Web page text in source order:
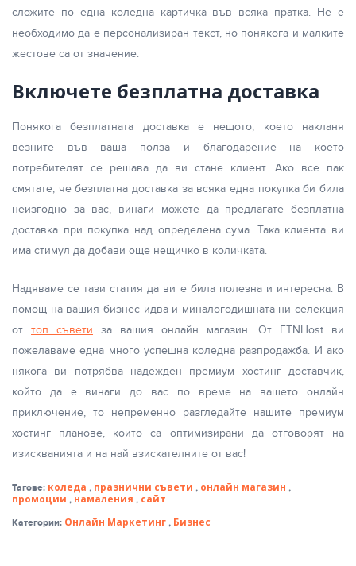
сложите по една коледна картичка във всяка пратка. Не е
необходимо да е персонализиран текст, но понякога и малките
жестове са от значение.
Включете безплатна доставка
Понякога безплатната доставка е нещото, което накланя
везните във ваша полза и благодарение на което
потребителят се решава да ви стане клиент. Ако все пак
смятате, че безплатна доставка за всяка една покупка би била
неизгодно за вас, винаги можете да предлагате безплатна
доставка при покупка над определена сума. Така клиента ви
има стимул да добави още нещичко в количката.
Надяваме се тази статия да ви е била полезна и интересна. В
помощ на вашия бизнес идва и миналогодишната ни селекция
от топ съвети за вашия онлайн магазин. От ETNHost ви
пожелаваме една много успешна коледна разпродажба. И ако
някога ви потрябва надежден премиум хостинг доставчик,
който да е винаги до вас по време на вашето онлайн
приключение, то непременно разгледайте нашите премиум
хостинг планове, които са оптимизирани да отговорят на
изискванията и на най взискателните от вас!
Тагове: коледа , празнични съвети , онлайн магазин ,
промоции , намаления , сайт
Категории: Онлайн Маркетинг , Бизнес